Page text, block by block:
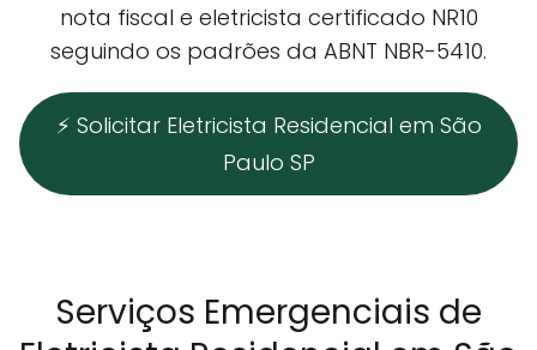
nota fiscal e eletricista certificado NR10
seguindo os padrões da ABNT NBR-5410.
⚡ Solicitar Eletricista Residencial em São
Paulo SP
Serviços Emergenciais de